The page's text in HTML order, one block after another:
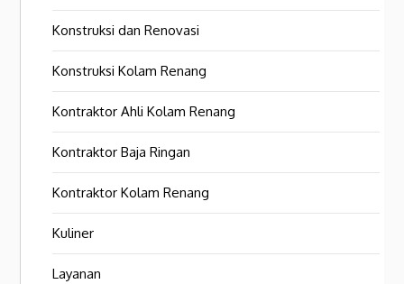
Konstruksi dan Renovasi
Konstruksi Kolam Renang
Kontraktor Ahli Kolam Renang
Kontraktor Baja Ringan
Kontraktor Kolam Renang
Kuliner
Layanan